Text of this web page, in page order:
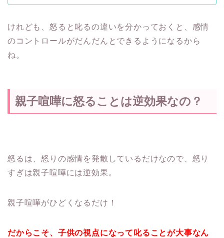
けれども、怒ると叱るの違いを分かっておくと、感情
のコントロールがだんだんとできるようになるから
ね。
親子喧嘩に怒ることは逆効果なの？
怒るは、怒りの感情を発散しているだけなので、怒り
すぎは親子喧嘩には逆効果。
親子喧嘩がひどくなるだけ！
だからこそ、子供の視点になって叱ることが大事なん